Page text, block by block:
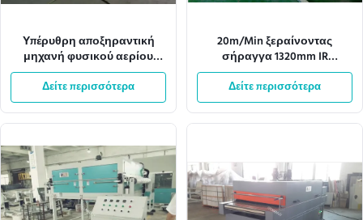
Υπέρυθρη αποξηραντική
μηχανή φυσικού αερίου
ISO9001 8KW
Δείτε περισσότερα
20m/Min ξεραίνοντας
σήραγγα 1320mm IR
υπεριωδών ακτίνων πλάτος
εγγράφου δικτύου
Δείτε περισσότερα